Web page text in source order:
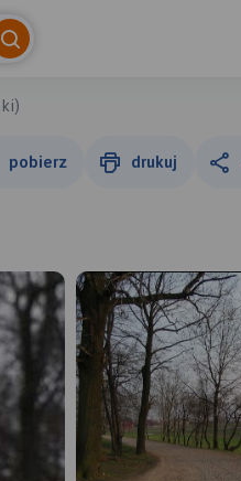
pobierz drukuj